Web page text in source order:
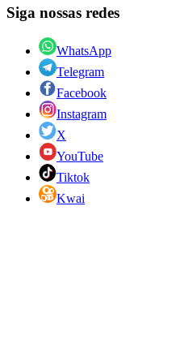
Siga nossas redes
WhatsApp
Telegram
Facebook
Instagram
X
YouTube
Tiktok
Kwai